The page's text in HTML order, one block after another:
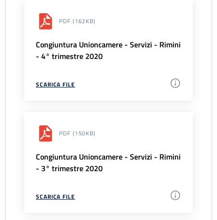
PDF (162KB)
Congiuntura Unioncamere - Servizi - Rimini
- 4° trimestre 2020
SCARICA FILE
PDF (150KB)
Congiuntura Unioncamere - Servizi - Rimini
- 3° trimestre 2020
SCARICA FILE